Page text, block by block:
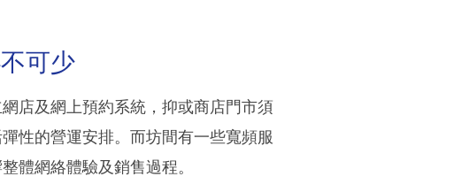
可少
店及網上預約系統，抑或商店門市須
性的營運安排。而坊間有一些寬頻服
體網絡體驗及銷售過程。